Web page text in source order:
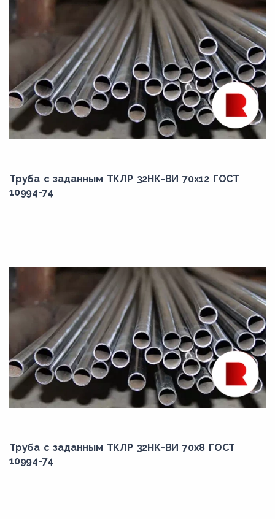
Труба с заданным ТКЛР 32НК-ВИ 70x12 ГОСТ
10994-74
Труба с заданным ТКЛР 32НК-ВИ 70x8 ГОСТ
10994-74